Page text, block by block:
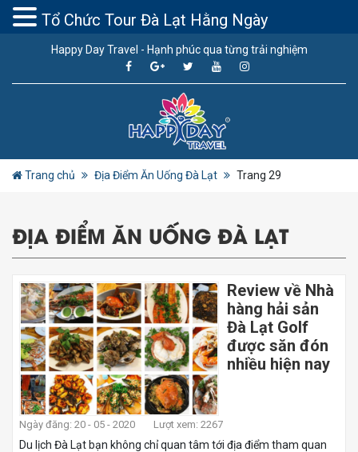
Happy Day Travel - Hạnh phúc qua từng trải nghiệm
Trang chủ Địa Điểm Ăn Uống Đà Lạt Trang 29
ĐỊA ĐIỂM ĂN UỐNG ĐÀ LẠT
Review về Nhà
hàng hải sản
Đà Lạt Golf
được săn đón
nhiều hiện nay
Ngày đăng: 20 - 05 - 2020 Lượt xem: 2267
Du lịch Đà Lạt bạn không chỉ quan tâm tới địa điểm tham quan
Tổ Chức Tour Đà Lạt Hằng Ngày